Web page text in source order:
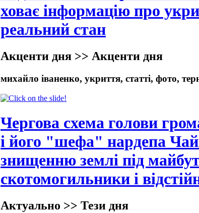
ховає інформацію про
реальний стан
Акценти дня >> Акценти дня
михайло іваненко, укриття, статті, фото,
Чергова схема голови
і його "шефа" нардепа
знищенню землі під
скотомогильники і
Актуально >> Тези дня